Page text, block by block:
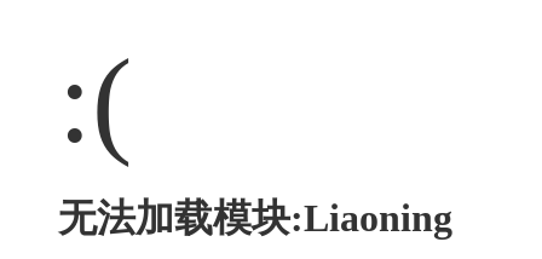
:(
无法加载模块:Liaoning